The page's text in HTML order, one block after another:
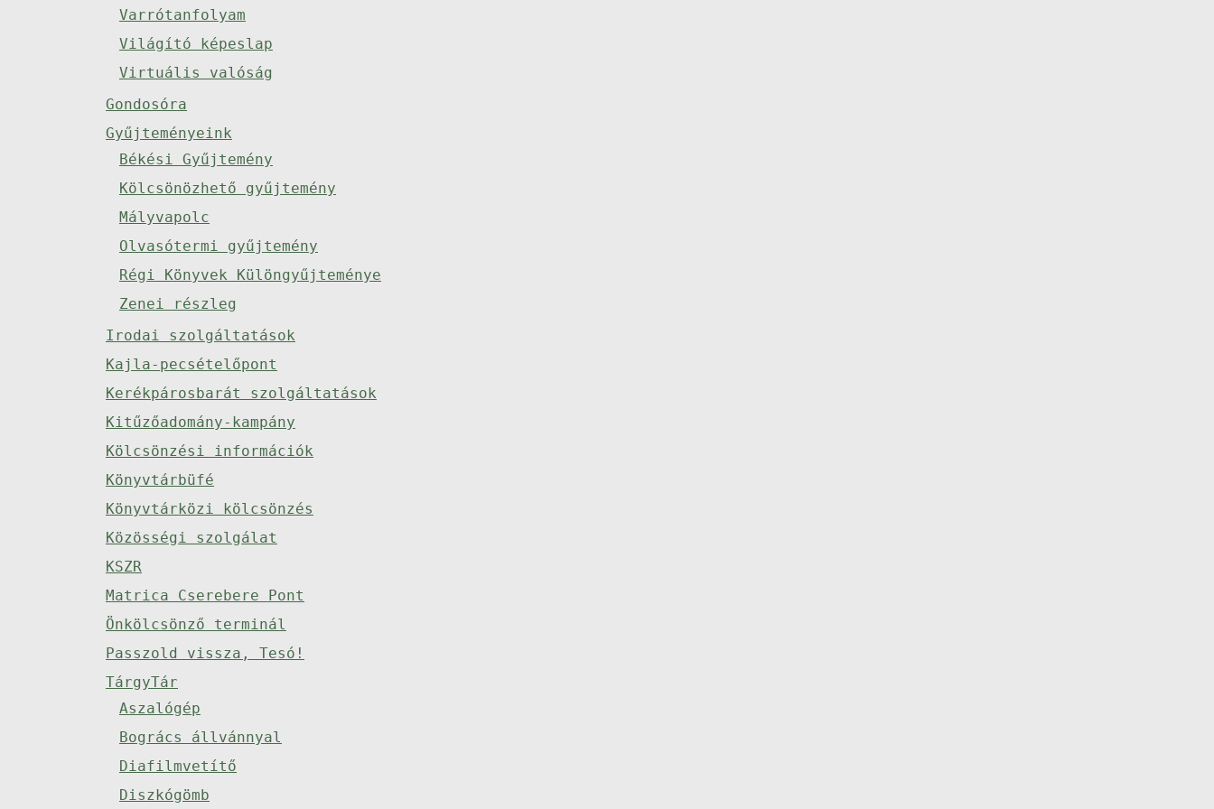
Varrótanfolyam
Világító képeslap
Virtuális valóság
Gondosóra
Gyűjteményeink
Békési Gyűjtemény
Kölcsönözhető gyűjtemény
Mályvapolc
Olvasótermi gyűjtemény
Régi Könyvek Különgyűjteménye
Zenei részleg
Irodai szolgáltatások
Kajla-pecsételőpont
Kerékpárosbarát szolgáltatások
Kitűzőadomány-kampány
Kölcsönzési információk
Könyvtárbüfé
Könyvtárközi kölcsönzés
Közösségi szolgálat
KSZR
Matrica Cserebere Pont
Önkölcsönző terminál
Passzold vissza, Tesó!
TárgyTár
Aszalógép
Bogrács állvánnyal
Diafilmvetítő
Diszkógömb